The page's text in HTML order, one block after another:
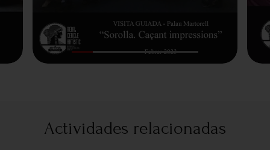
Actividades relacionadas